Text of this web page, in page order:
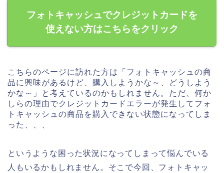
フォトキャッシュでクレジットカードを
使えない方はこちらをクリック
こちらのページに訪れた方は「フォトキャッシュの商
品に興味があるけど、購入しようかな～、どうしよう
かな～」と考えているのかもしれません。ただ、何か
しらの理由でクレジットカードエラーが発生してフォ
トキャッシュの商品を購入できない状態になってしま
った、、、
というような困った状況になってしまって悩んでいる
人もいるかもしれません。そこで今回、フォトキャッ